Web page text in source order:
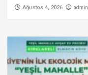
Ağustos 4, 2026 admin